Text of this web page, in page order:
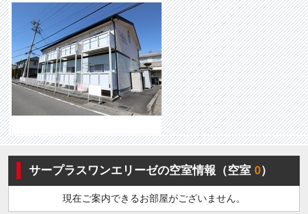
サープラスワンエリーゼの空室情報（空室0）
現在ご案内できるお部屋がございません。